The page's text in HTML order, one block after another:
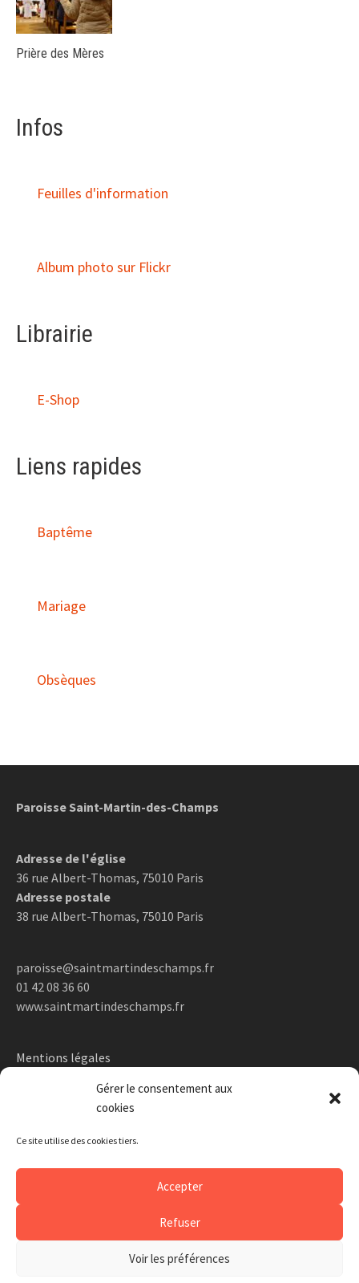
Gérer le consentement aux
cookies
Ce site utilise des cookies tiers.
Accepter
Refuser
Voir les préférences
Prière des Mères
Infos
Feuilles d'information
Album photo sur Flickr
Librairie
E-Shop
Liens rapides
Baptême
Mariage
Obsèques
Paroisse Saint-Martin-des-Champs
Adresse de l'église
36 rue Albert-Thomas, 75010 Paris
Adresse postale
38 rue Albert-Thomas, 75010 Paris
paroisse@saintmartindeschamps.fr
01 42 08 36 60
www.saintmartindeschamps.fr
Mentions légales